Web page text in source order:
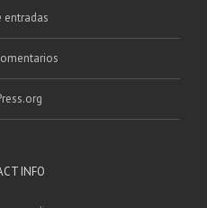
entradas
INFO